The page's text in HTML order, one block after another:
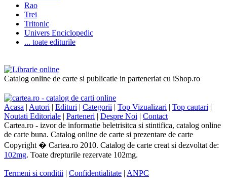
Rao
Trei
Tritonic
Univers Enciclopedic
... toate editurile
Catalog online de carte si publicatie in parteneriat cu iShop.ro
Acasa | Autori | Edituri | Categorii | Top Vizualizari | Top cautari |
Noutati Editoriale | Parteneri | Despre Noi | Contact
Cartea.ro - izvor de informatie beletrisitca si stintifica, catalog online
de carte buna. Catalog online de carte si prezentare de carte
Copyright � Cartea.ro 2010. Catalog de carte creat si dezvoltat de:
102mg. Toate drepturile rezervate 102mg.
Termeni si conditii | Confidentialitate | ANPC